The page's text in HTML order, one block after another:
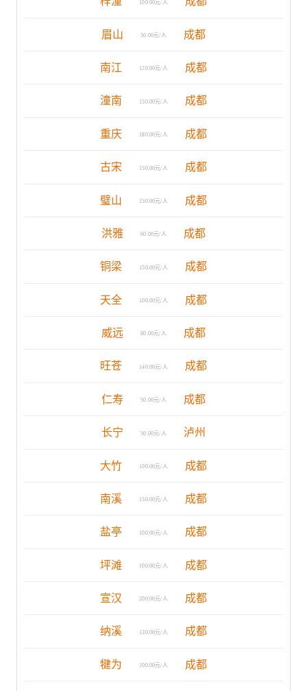
100.00元/人
眉山 50.00元/人 成都
南江 120.00元/人 成都
潼南 150.00元/人 成都
重庆 180.00元/人 成都
古宋 150.00元/人 成都
璧山 150.00元/人 成都
洪雅 60.00元/人 成都
铜梁 150.00元/人 成都
天全 100.00元/人 成都
威远 80.00元/人 成都
旺苍 140.00元/人 成都
仁寿 50.00元/人 成都
长宁 50.00元/人 泸州
大竹 100.00元/人 成都
南溪 150.00元/人 成都
盐亭 100.00元/人 成都
坪滩 100.00元/人 成都
宣汉 200.00元/人 成都
纳溪 130.00元/人 成都
犍为 100.00元/人 成都